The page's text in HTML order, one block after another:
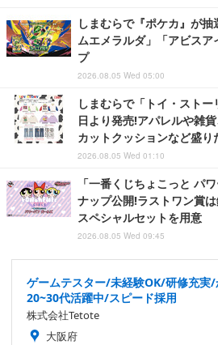
しまむらで『ポケカ』が
ムエメラルダ」「アビス
プ
2026.08.05 Wed 05:00
しまむらで「トイ・スト
日より発売!アパレルや雑
カットクッションなど盛り
2026.08.05 Wed 01:10
「一番くじちょこっと パ
ナップ公開!ラストワン賞
スペシャルセットを用意
2026.08.05 Wed 09:45
ゲームテスター/未経験OK/研修充実
20~30代活躍中/スピード採用
株式会社Tetote
大阪府